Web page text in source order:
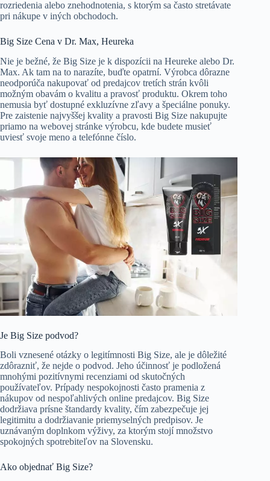
rozriedenia alebo znehodnotenia, s ktorým sa často stretávate
pri nákupe v iných obchodoch.
Big Size Cena v Dr. Max, Heureka
Nie je bežné, že Big Size je k dispozícii na Heureke alebo Dr.
Max. Ak tam na to narazíte, buďte opatrní. Výrobca dôrazne
neodporúča nakupovať od predajcov tretích strán kvôli
možným obavám o kvalitu a pravosť produktu. Okrem toho
nemusia byť dostupné exkluzívne zľavy a špeciálne ponuky.
Pre zaistenie najvyššej kvality a pravosti Big Size nakupujte
priamo na webovej stránke výrobcu, kde budete musieť
uviesť svoje meno a telefónne číslo.
Je Big Size podvod?
Boli vznesené otázky o legitímnosti Big Size, ale je dôležité
zdôrazniť, že nejde o podvod. Jeho účinnosť je podložená
mnohými pozitívnymi recenziami od skutočných
používateľov. Prípady nespokojnosti často pramenia z
nákupov od nespoľahlivých online predajcov. Big Size
dodržiava prísne štandardy kvality, čím zabezpečuje jej
legitimitu a dodržiavanie priemyselných predpisov. Je
uznávaným doplnkom výživy, za ktorým stojí množstvo
spokojných spotrebiteľov na Slovensku.
Ako objednať Big Size?